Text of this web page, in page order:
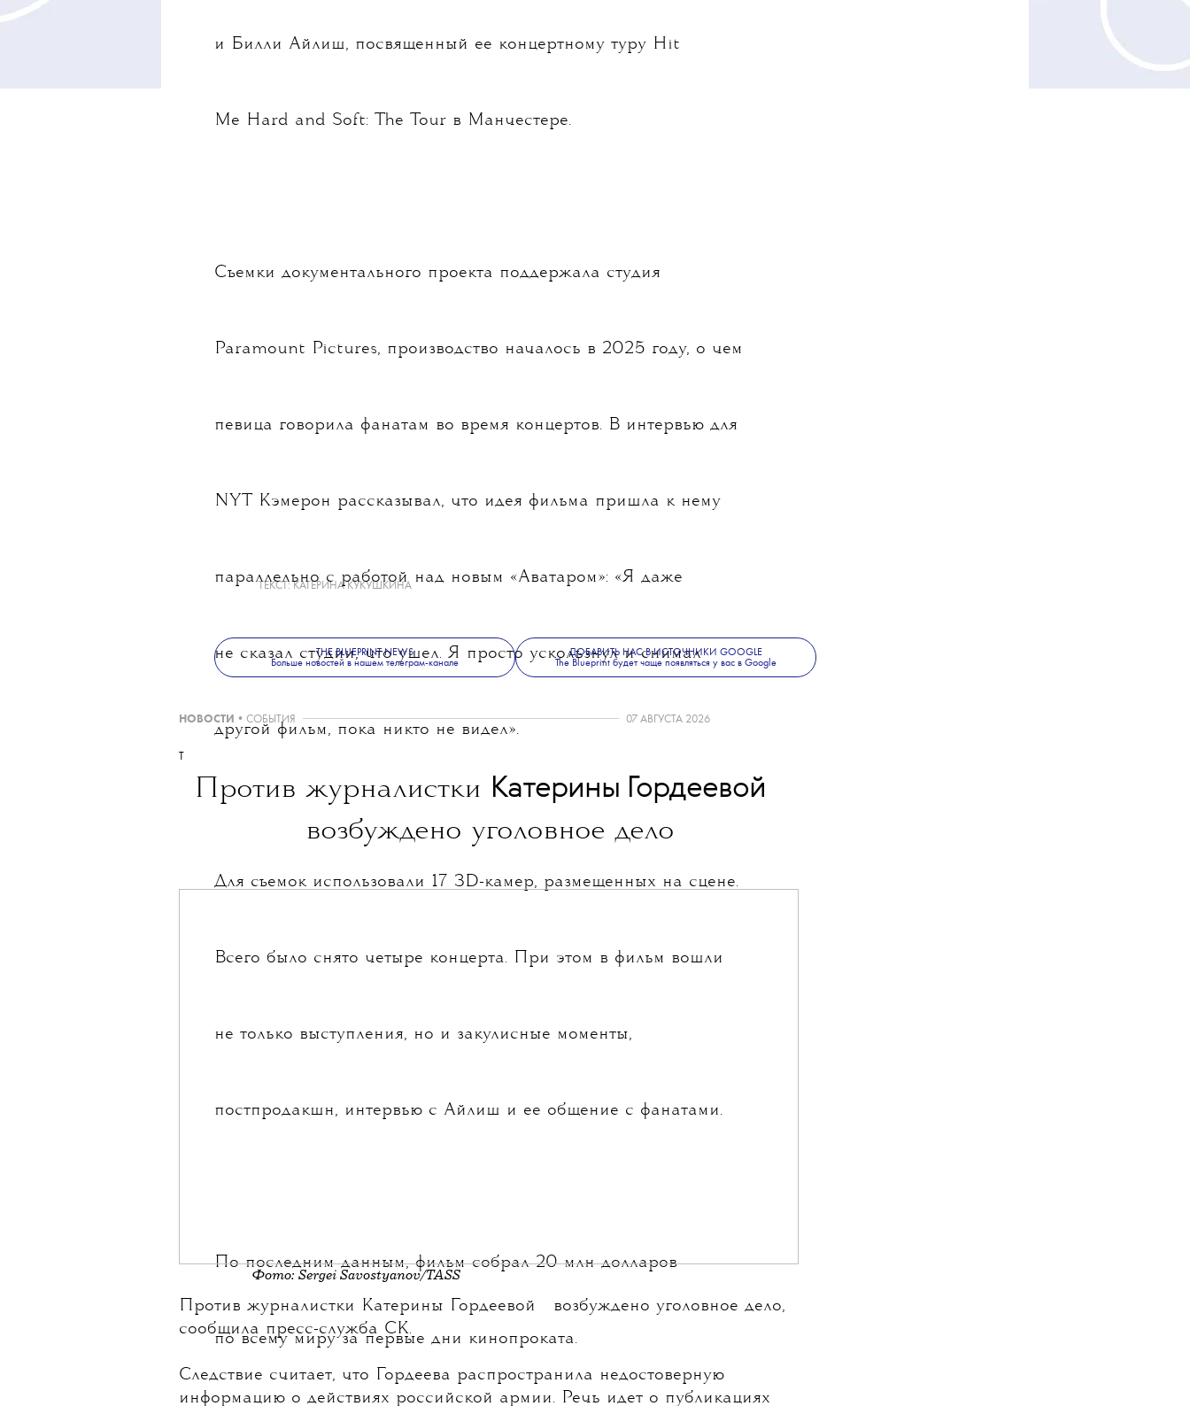
и Билли Айлиш, посвященный ее концертному туру Hit
Me Hard and Soft: The Tour в Манчестере.
Съемки документального проекта поддержала студия
Paramount Pictures, производство началось в 2025 году, о чем
певица говорила фанатам во время концертов. В интервью для
NYT Кэмерон рассказывал, что идея фильма пришла к нему
параллельно с работой над новым «Аватаром»: «Я даже
не сказал студии, что ушел. Я просто ускользнул и снимал
другой фильм, пока никто не видел».
Для съемок использовали 17 3D-камер, размещенных на сцене.
Всего было снято четыре концерта. При этом в фильм вошли
не только выступления, но и закулисные моменты,
постпродакшн, интервью с Айлиш и ее общение с фанатами.
По последним данным, фильм собрал 20 млн долларов
по всему миру за первые дни кинопроката.
ТЕКСТ: КАТЕРИНА КУКУШКИНА
THE BLUEPRINT NEWS
Больше новостей в нашем телеграм-канале
ДОБАВИТЬ НАС В ИСТОЧНИКИ GOOGLE
The Blueprint будет чаще появляться у вас в Google
НОВОСТИ • СОБЫТИЯ 07 АВГУСТА 2026
Против журналистки Катерины Гордеевой
возбуждено уголовное дело
Фото: Sergei Savostyanov/TASS
Против журналистки Катерины Гордеевой
возбуждено уголовное дело,
сообщила пресс-служба СК.
Следствие считает, что Гордеева распространила недостоверную
информацию о действиях российской армии. Речь идет о публикациях